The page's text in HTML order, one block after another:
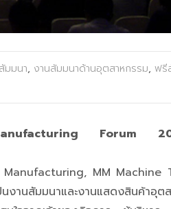
มมนา, งานสัมมนาด้านอุตสาหกรรม, ฟรี
Manufacturing Forum
MM Machine
งานสัมมนาและงานแสดงสินค้าอุต